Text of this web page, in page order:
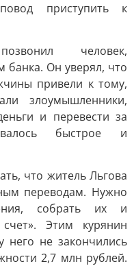
приступить к
человек,
банка. Он уверял, что
привели к тому,
злоумышленники,
и перевести за
быстрое и
что житель Льгова
переводам. Нужно
собрать их и
Этим курянин
него не закончились
2,7 млн рублей.